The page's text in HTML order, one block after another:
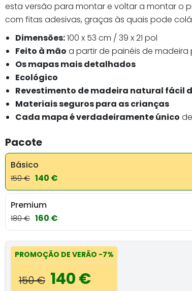
esta versão para montar e voltar a montar o
com fitas adesivas, graças às quais pode
Dimensões:100 x 53 cm / 39 x 21 pol
Feito à mão a partir de painéis de
Os mapas mais detalhados
Ecológico
Revestimento de madeira natural fácil
Materiais seguros para as crianças
Cada mapa é verdadeiramente único
Pacote
Básico
150 € 140 €
Premium
180 € 160 €
PROMOÇÃO DE VERÃO -7%
150 € 140 €